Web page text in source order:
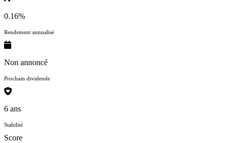
0.16%
Rendement annualisé
Non annoncé
Prochain dividende
6 ans
Stabilité
Score